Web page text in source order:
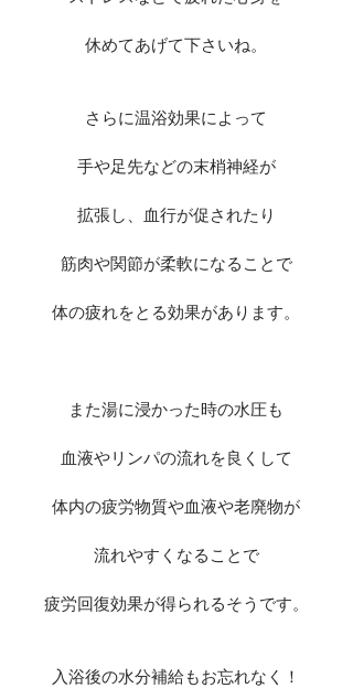
休めてあげて下さいね。
さらに温浴効果によって
手や足先などの末梢神経が
拡張し、血行が促されたり
筋肉や関節が柔軟になることで
体の疲れをとる効果があります。
また湯に浸かった時の水圧も
血液やリンパの流れを良くして
体内の疲労物質や血液や老廃物が
流れやすくなることで
疲労回復効果が得られるそうです。
入浴後の水分補給もお忘れなく！